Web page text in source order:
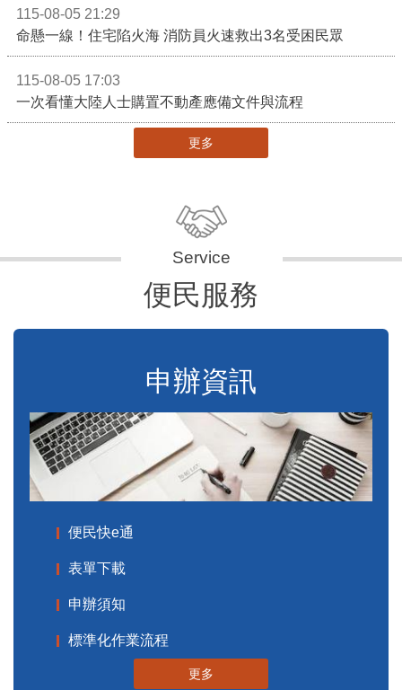
115-08-05 21:29
命懸一線！住宅陷火海 消防員火速救出3名受困民眾
115-08-05 17:03
一次看懂大陸人士購置不動產應備文件與流程
更多
便民服務
申辦資訊
便民快e通
表單下載
申辦須知
標準化作業流程
更多